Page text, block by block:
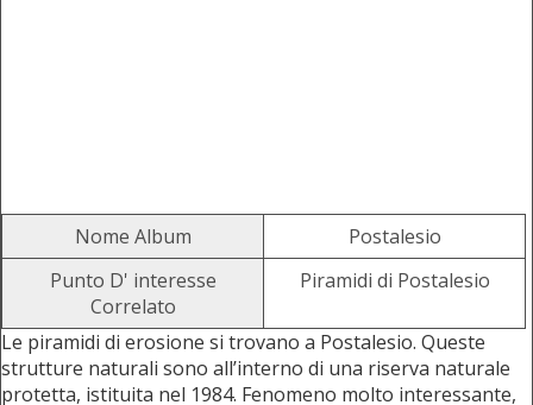
Nome Album
Postalesio
Punto D' interesse
Correlato
Piramidi di Postalesio
Le piramidi di erosione si trovano a Postalesio. Queste
strutture naturali sono all’interno di una riserva naturale
protetta, istituita nel 1984. Fenomeno molto interessante,